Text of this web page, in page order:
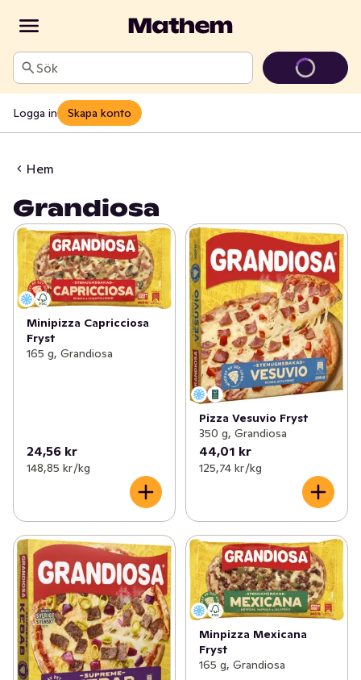
Sök
Logga in Skapa konto
Hem
Grandiosa
Minipizza Capricciosa
Fryst
165 g, Grandiosa
24,56 kr
148,85 kr /kg
Pizza Vesuvio Fryst
350 g, Grandiosa
44,01 kr
125,74 kr /kg
Minpizza Mexicana
Fryst
165 g, Grandiosa